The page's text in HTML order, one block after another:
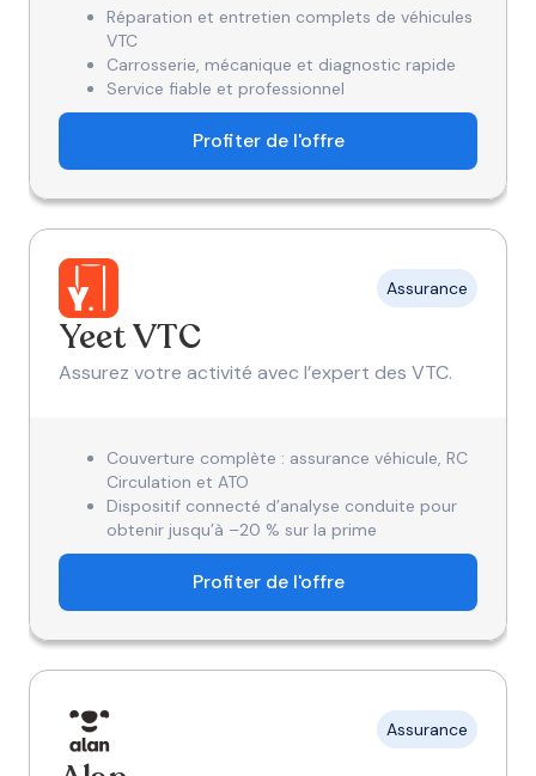
Réparation et entretien complets de véhicules
VTC
Carrosserie, mécanique et diagnostic rapide
Service fiable et professionnel
Profiter de l'offre
Assurance
Yeet VTC
Assurez votre activité avec l’expert des VTC.
Couverture complète : assurance véhicule, RC
Circulation et ATO
Dispositif connecté d’analyse conduite pour
obtenir jusqu’à –20 % sur la prime
Profiter de l'offre
Assurance